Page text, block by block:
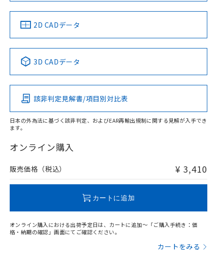
中国 RoHS 注意事項・凡例
Pb Hg Cd Cr(VI)
O
在庫等で未対応品が混在する可能性があります。
問い合わせください。
2D CADデータ
3D CADデータ
該非判定見解書/項目別対比表
日本の外為法に基づく該非判定、およびEAR再輸出規制に関する見解が入手でき
ます。
オンライン購入
販売価格（税込） ¥ 3,410
カートに追加
オンライン購入における出荷予定日は、カートに追加～「ご購入手続き：価
格・納期の確認」画面にてご確認ください。
カートをみる